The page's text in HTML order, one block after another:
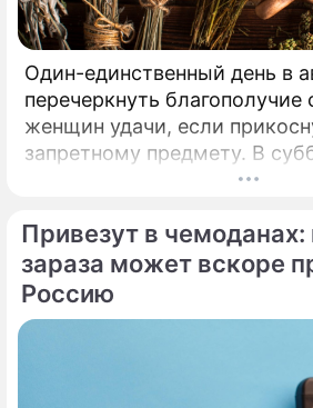
Один-единственный день в
перечеркнуть
женщин удачи, если
запретному предмету. В
православная церковь
Ермолая, Ермиппа и
Никомидийских.
Привезут в
зараза может вскоре
Россию